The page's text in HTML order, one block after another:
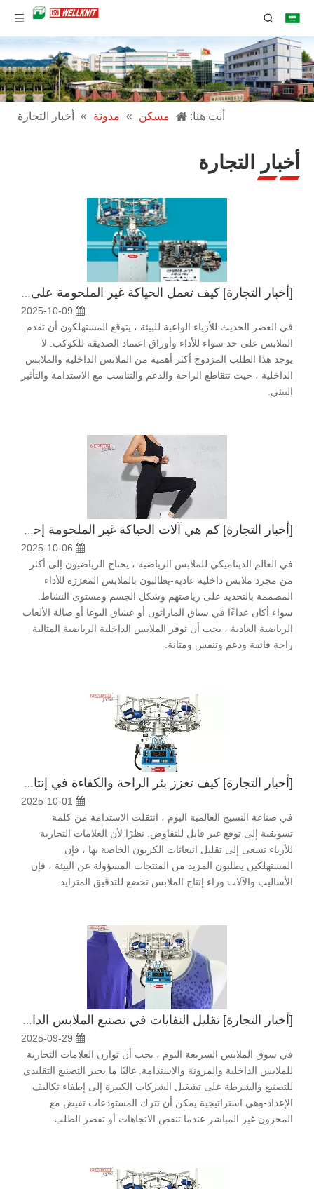
أنت هنا: مسكن » مدونة » أخبار التجارة
أخبار التجارة
[ أخبار التجارة] كيف تعمل الحياكة غير الملحومة على تعزيز التنفس وتتناسب مع اللانغى البيئي
في العصر الحديث للأزياء الواعية للبيئة ، يتوقع المستهلكون أن تقدم
الملابس على حد سواء للأداء وأوراق اعتماد الصديقة للكوكب. لا
يوجد هذا الطلب المزدوج أكثر أهمية من الملابس الداخلية والملابس
الداخلية ، حيث تتقاطع الراحة والدعم والتناسب مع الاستدامة والتأثير
البيئي.
[ أخبار التجارة] كم هي آلات الحياكة غير الملحومة إحداث ثورة في إنتاج الملابس الداخلية الرياضية
في العالم الديناميكي للملابس الرياضية ، يحتاج الرياضيون إلى أكثر
من مجرد ملابس داخلية عادية-يطالبون بالملابس المعززة للأداء
المصممة بالتحديد على رياضتهم وشكل الجسم ومستوى النشاط.
سواء أكان عداءًا في سباق الماراثون أو عشاق اليوغا أو صالة الألعاب
الرياضية العادية ، يجب أن توفر الملابس الداخلية الرياضية المثالية
راحة فائقة ودعم وتنفس ومتانة.
[ أخبار التجارة] كيف تعزز بئر الراحة والكفاءة في إنتاج الملابس الداخلية السلس
في صناعة النسيج العالمية اليوم ، انتقلت الاستدامة من كلمة
تسويقية إلى توقع غير قابل للتفاوض. نظرًا لأن العلامات التجارية
للأزياء تسعى إلى تقليل انبعاثات الكربون الخاصة بها ، فإن
المستهلكين يطلبون المزيد من المنتجات المسؤولة عن البيئة ، فإن
الأساليب والآلات وراء إنتاج الملابس تخضع للتدقيق المتزايد.
[ أخبار التجارة] تقليل النفايات في تصنيع الملابس الداخلية مع حلول حياكة سلسة
في سوق الملابس السريعة اليوم ، يجب أن توازن العلامات التجارية
للملابس الداخلية والمرونة والاستدامة. غالبًا ما يجبر التصنيع التقليدي
للتصنيع والشرطة على تشغيل الشركات الكبيرة إلى إطفاء تكاليف
الإعداد-وهي استراتيجية يمكن أن تترك المستودعات تفيض مع
المخزون غير المباشر عندما تنقص الاتجاهات أو تقصر الطلب.